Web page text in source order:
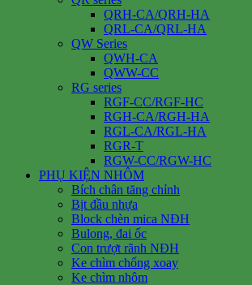
QRH-CA/QRH-HA
QRL-CA/QRL-HA
QW Series
QWH-CA
QWW-CC
RG series
RGF-CC/RGF-HC
RGH-CA/RGH-HA
RGL-CA/RGL-HA
RGR-T
RGW-CC/RGW-HC
PHỤ KIỆN NHÔM
Bích chân tăng chỉnh
Bịt đầu nhựa
Block chèn mica NĐH
Bulong, đai ốc
Con trượt rãnh NĐH
Ke chìm chống xoay
Ke chìm nhôm